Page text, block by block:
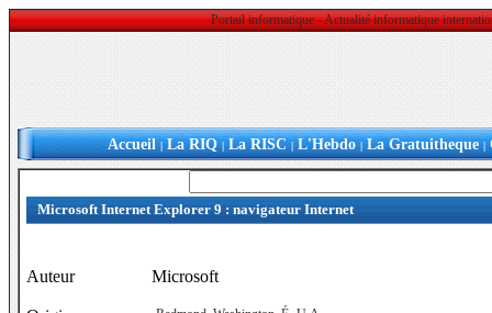
Portail informatique - Actualité informatique
Accueil | La RIQ | La RISC | L'Hebdo | La Gratuitheque |
Microsoft Internet Explorer 9 : navigateur Internet
Auteur Microsoft